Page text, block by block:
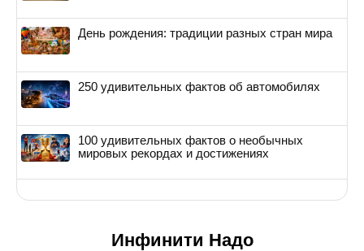
День рождения: традиции разных стран мира
250 удивительных фактов об автомобилях
100 удивительных фактов о необычных
мировых рекордах и достижениях
Инфинити Надо